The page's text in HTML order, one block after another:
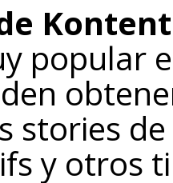
popular
stories
y otros